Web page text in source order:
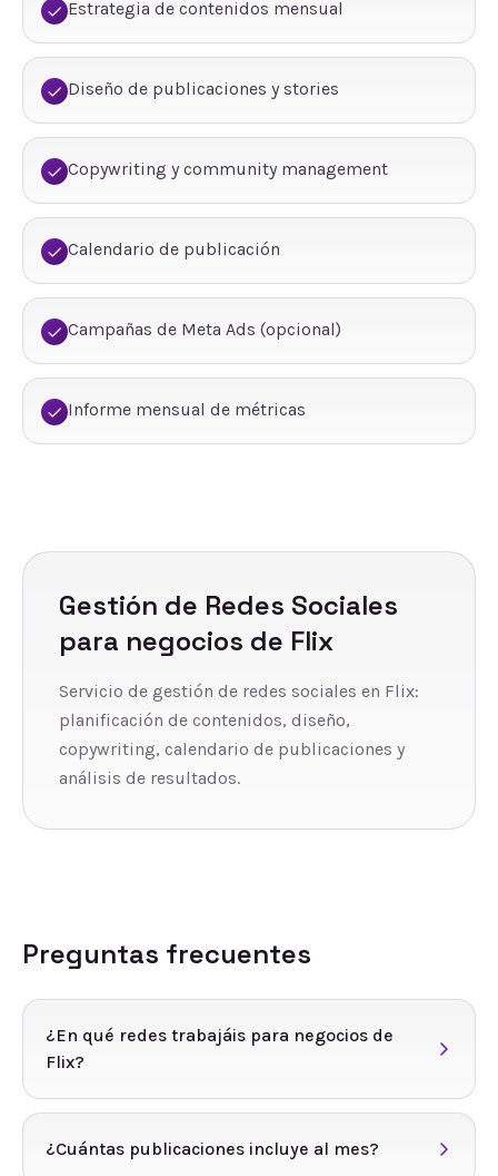
Estrategia de contenidos mensual
Diseño de publicaciones y stories
Copywriting y community management
Calendario de publicación
Campañas de Meta Ads (opcional)
Informe mensual de métricas
Gestión de Redes Sociales
para negocios de Flix
Servicio de gestión de redes sociales en Flix:
planificación de contenidos, diseño,
copywriting, calendario de publicaciones y
análisis de resultados.
Preguntas frecuentes
¿En qué redes trabajáis para negocios de
Flix?
¿Cuántas publicaciones incluye al mes?